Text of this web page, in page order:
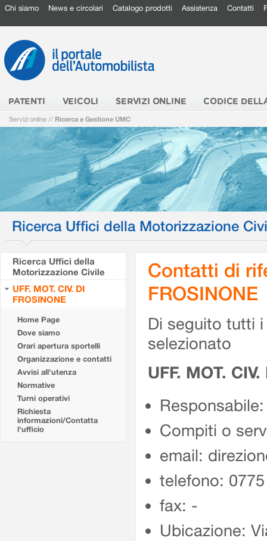
Chi siamo News e circolari Catalogo prodotti Assistenza Contatti
PATENTI VEICOLI SERVIZI ONLINE CODICE
Servizi online // Ricerca e Gestione UMC
Ricerca Uffici della Motorizzazione
Ricerca Uffici della
Motorizzazione Civile
UFF. MOT. CIV. DI
FROSINONE
Home Page
Dove siamo
Orari apertura sportelli
Organizzazione e contatti
Avvisi all'utenza
Normative
Turni operativi
Richiesta
informazioni/Contatta
l'ufficio
Contatti di
FROSINONE
Di seguito tutti
selezionato
UFF. MOT.
Compiti o
email:
telefono:
fax: -
Ubicazione: